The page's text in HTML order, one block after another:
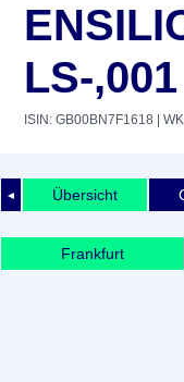
LS-,001
ISIN: GB00BN7F1618 |
◄ Übersicht
Frankfurt